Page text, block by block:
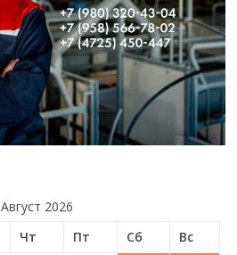
Август 2026
Чт Пт Сб
Вс